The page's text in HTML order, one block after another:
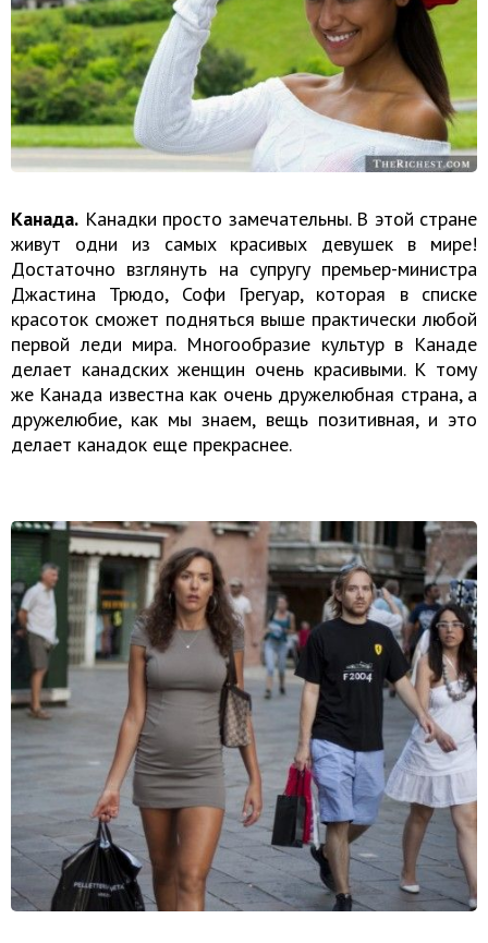
Канада. Канадки просто замечательны. В этой стране
живут одни из самых красивых девушек в мире!
Достаточно взглянуть на супругу премьер-министра
Джастина Трюдо, Софи Грегуар, которая в списке
красоток сможет подняться выше практически любой
первой леди мира. Многообразие культур в Канаде
делает канадских женщин очень красивыми. К тому
же Канада известна как очень дружелюбная страна, а
дружелюбие, как мы знаем, вещь позитивная, и это
делает канадок еще прекраснее.